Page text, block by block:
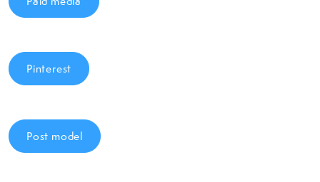
Pinterest
Post model